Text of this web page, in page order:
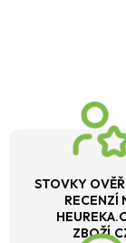
STOVKY
RECENZÍ